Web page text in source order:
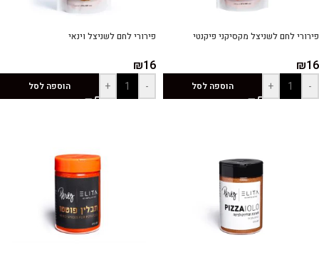
פירורי לחם לשניצל מקסיקני פיקנטי
₪16
-
+ הוספה לסל
פירורי לחם לשניצל וינאי
₪16
-
+ הוספה לסל